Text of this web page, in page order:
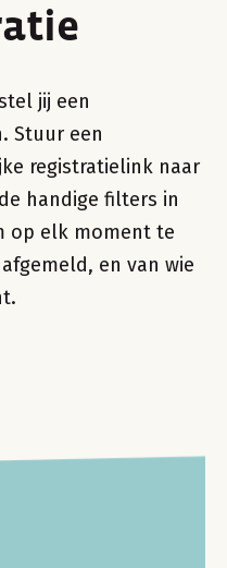
jij een
Stuur een
registratielink naar
handige filters in
op elk moment te
en van wie